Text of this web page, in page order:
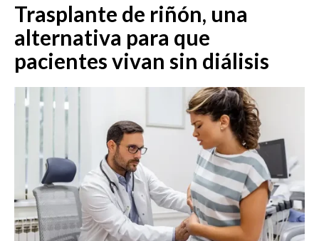
EMISIÓN 12:30 PM
EMISIÓN 7:00 PM
Trasplante de riñón, una
alternativa para que
pacientes vivan sin diálisis